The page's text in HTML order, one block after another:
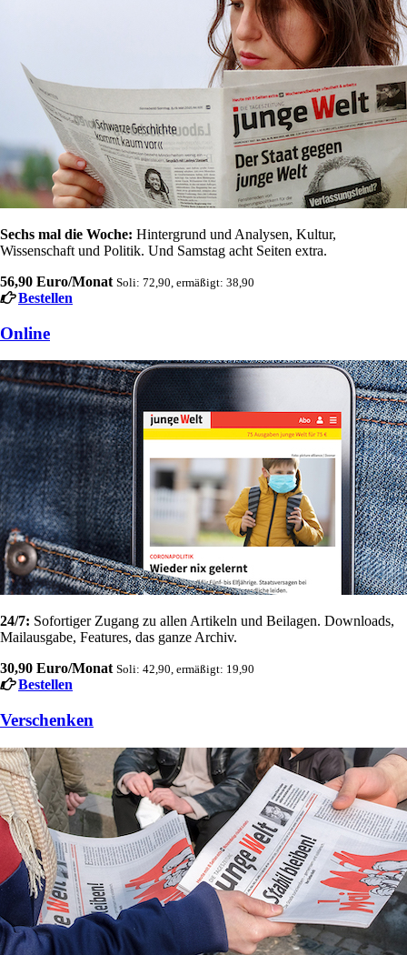
Sechs mal die Woche: Hintergrund und Analysen, Kultur,
Wissenschaft und Politik. Und Samstag acht Seiten extra.
56,90 Euro/Monat Soli: 72,90, ermäßigt: 38,90
Bestellen
Online
24/7: Sofortiger Zugang zu allen Artikeln und Beilagen. Downloads,
Mailausgabe, Features, das ganze Archiv.
30,90 Euro/Monat Soli: 42,90, ermäßigt: 19,90
Bestellen
Verschenken